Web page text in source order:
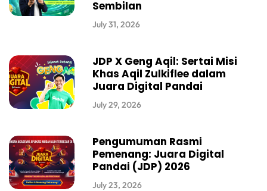
Sembilan
July 31, 2026
JDP X Geng Aqil: Sertai Misi
Khas Aqil Zulkiflee dalam
Juara Digital Pandai
July 29, 2026
Pengumuman Rasmi
Pemenang: Juara Digital
Pandai (JDP) 2026
July 23, 2026